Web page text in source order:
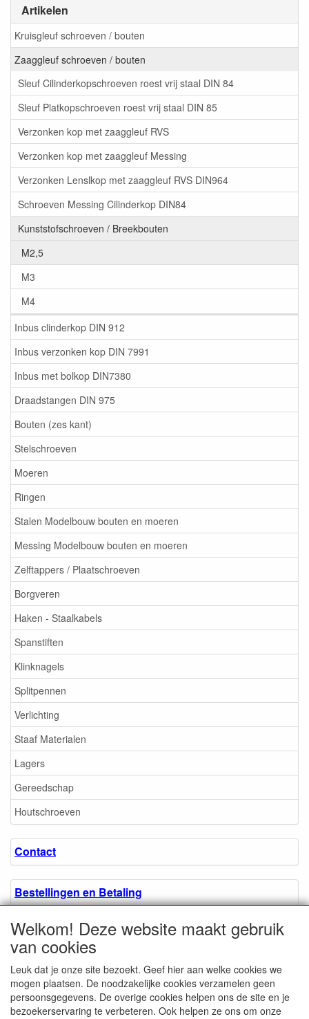
Artikelen
Kruisgleuf schroeven / bouten
Zaaggleuf schroeven / bouten
Sleuf Cilinderkopschroeven roest vrij staal DIN 84
Sleuf Platkopschroeven roest vrij staal DIN 85
Verzonken kop met zaaggleuf RVS
Verzonken kop met zaaggleuf Messing
Verzonken Lenslkop met zaaggleuf RVS DIN964
Schroeven Messing Cilinderkop DIN84
Kunststofschroeven / Breekbouten
M2,5
M3
M4
Inbus clinderkop DIN 912
Inbus verzonken kop DIN 7991
Inbus met bolkop DIN7380
Draadstangen DIN 975
Bouten (zes kant)
Stelschroeven
Moeren
Ringen
Stalen Modelbouw bouten en moeren
Messing Modelbouw bouten en moeren
Zelftappers / Plaatschroeven
Borgveren
Haken - Staalkabels
Spanstiften
Klinknagels
Splitpennen
Verlichting
Staaf Materialen
Lagers
Gereedschap
Houtschroeven
Contact
Bestellingen en Betaling
Algemene voorwaarden
Over ons.
Privacyverklaring
Welkom! Deze website maakt gebruik
van cookies
Leuk dat je onze site bezoekt. Geef hier aan welke cookies we
mogen plaatsen. De noodzakelijke cookies verzamelen geen
persoonsgegevens. De overige cookies helpen ons de site en je
bezoekerservaring te verbeteren. Ook helpen ze ons om onze